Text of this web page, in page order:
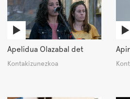
Apelidua Olazabal det
Kontakizunezkoa